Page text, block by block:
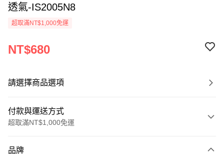
透氣-IS2005N8
超取滿NT$1,000免運
NT$680
請選擇商品選項
付款與運送方式
超取滿NT$1,000免運
品牌